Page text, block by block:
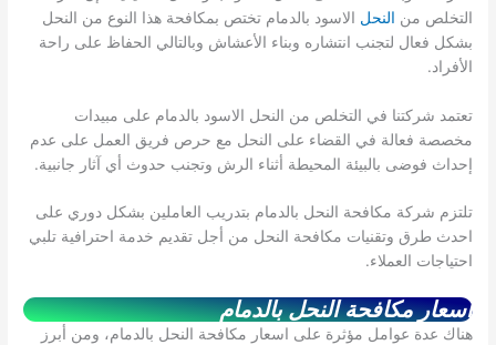
التخلص من النحل الاسود بالدمام تختص بمكافحة هذا النوع من النحل
بشكل فعال لتجنب انتشاره وبناء الأعشاش وبالتالي الحفاظ على راحة
الأفراد.
تعتمد شركتنا في التخلص من النحل الاسود بالدمام على مبيدات
مخصصة فعالة في القضاء على النحل مع حرص فريق العمل على عدم
إحداث فوضى بالبيئة المحيطة أثناء الرش وتجنب حدوث أي آثار جانبية.
تلتزم شركة مكافحة النحل بالدمام بتدريب العاملين بشكل دوري على
احدث طرق وتقنيات مكافحة النحل من أجل تقديم خدمة احترافية تلبي
احتياجات العملاء.
اسعار مكافحة النحل بالدمام
هناك عدة عوامل مؤثرة على اسعار مكافحة النحل بالدمام، ومن أبرز